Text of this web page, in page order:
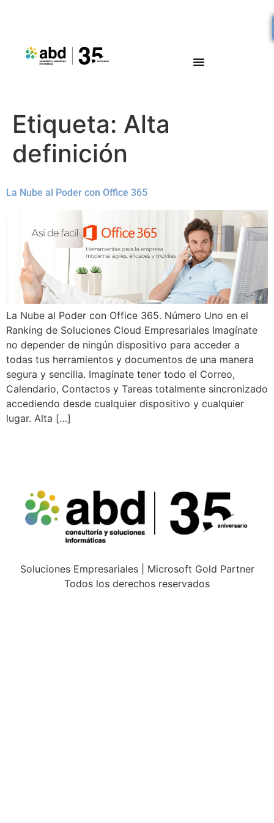
Etiqueta: Alta
definición
La Nube al Poder con Office 365
La Nube al Poder con Office 365. Número Uno en el
Ranking de Soluciones Cloud Empresariales Imagínate
no depender de ningún dispositivo para acceder a
todas tus herramientos y documentos de una manera
segura y sencilla. Imagínate tener todo el Correo,
Calendario, Contactos y Tareas totalmente sincronizado
accediendo desde cualquier dispositivo y cualquier
lugar. Alta […]
Soluciones Empresariales | Microsoft Gold Partner
Todos los derechos reservados